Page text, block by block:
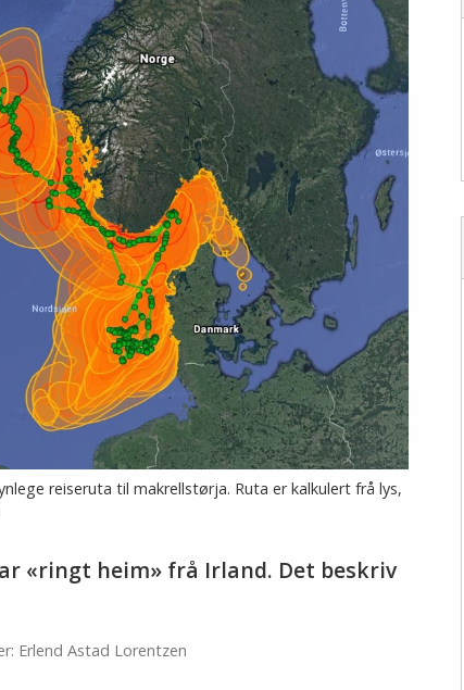
reiseruta til makrellstørja. Ruta er kalkulert frå lys,
«ringt heim» frå Irland. Det beskriv
Erlend Astad Lorentzen